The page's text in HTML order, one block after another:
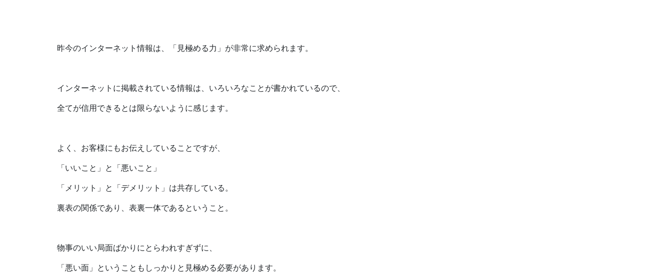
昨今のインターネット情報は、「見極める力」が非常に求められます。
インターネットに掲載されている情報は、いろいろなことが書かれているので、
全てが信用できるとは限らないように感じます。
よく、お客様にもお伝えしていることですが、
「いいこと」と「悪いこと」
「メリット」と「デメリット」は共存している。
裏表の関係であり、表裏一体であるということ。
物事のいい局面ばかりにとらわれすぎずに、
「悪い面」ということもしっかりと見極める必要があります。